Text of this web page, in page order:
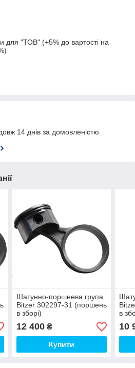
для "ТОВ" (+5% до вартості на
14 днів за домовленістю
Шатунно-поршнева група
Bitzer 302297-31 (поршень
в зборі)
12 400₴
Купити
в
10